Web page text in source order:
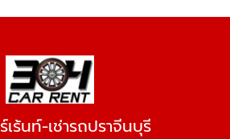
เร้นท์-เช่ารถปราจีนบุรี